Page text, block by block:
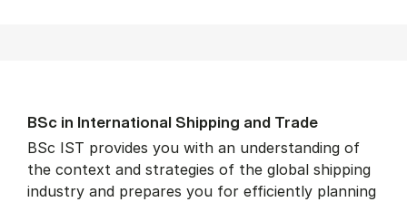
BSc in In­ter­na­tion­al Ship­ping and Trade
BSc IST provides you with an understanding of
the context and strategies of the global shipping
industry and prepares you for efficiently planning